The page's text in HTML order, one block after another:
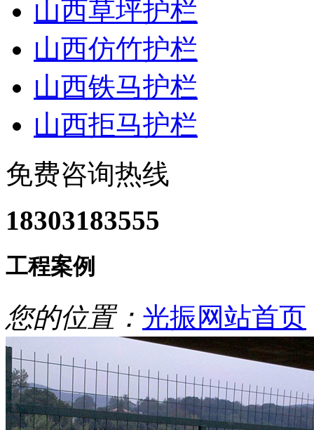
山西草坪护栏
山西仿竹护栏
山西铁马护栏
山西拒马护栏
免费咨询热线
18303183555
工程案例
您的位置： 光振网站首页